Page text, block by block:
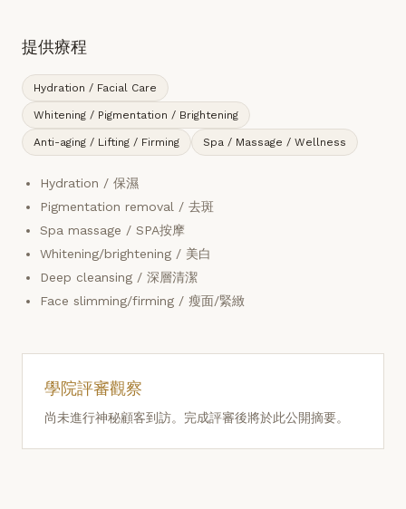
提供療程
Hydration / Facial Care
Whitening / Pigmentation / Brightening
Anti-aging / Lifting / Firming Spa / Massage / Wellness
Hydration / 保濕
Pigmentation removal / 去斑
Spa massage / SPA按摩
Whitening/brightening / 美白
Deep cleansing / 深層清潔
Face slimming/firming / 瘦面/緊緻
學院評審觀察
尚未進行神秘顧客到訪。完成評審後將於此公開摘要。